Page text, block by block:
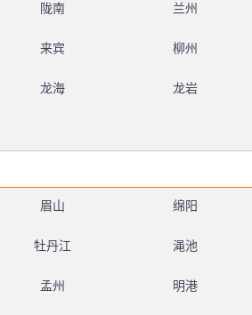
陇南 兰州
来宾 柳州
龙海 龙岩
眉山 绵阳
牡丹江 渑池
孟州 明港